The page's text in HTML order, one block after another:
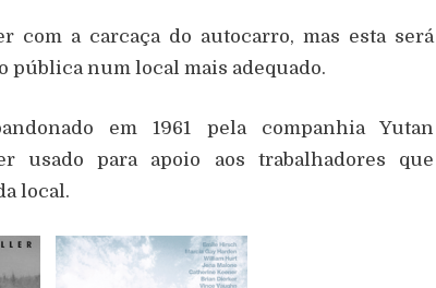
com a carcaça do autocarro, mas esta será
pública num local mais adequado.
em 1961 pela companhia Yutan
usado para apoio aos trabalhadores que
local.